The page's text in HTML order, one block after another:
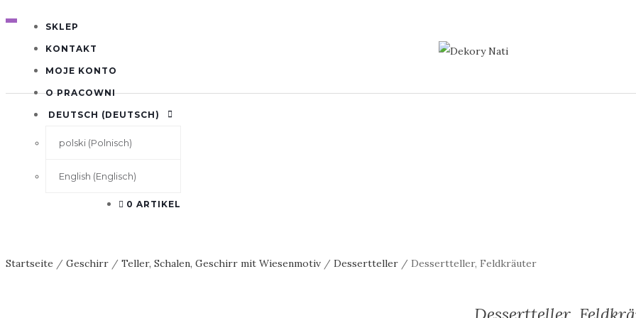
N
SKLEP
KONTAKT
MOJE KONTO
O PRACOWNI
DEUTSCH (DEUTSCH)
polski (Polnisch)
English (Englisch)
0 ARTIKEL
Startseite / Geschirr / Teller, Schalen, Geschirr mit Wiesenmotiv / Dessertteller / Dessertteller, Feldkräuter